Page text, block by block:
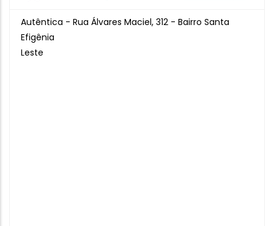
Autêntica - Rua Álvares Maciel, 312 - Bairro Santa
Efigênia
Leste